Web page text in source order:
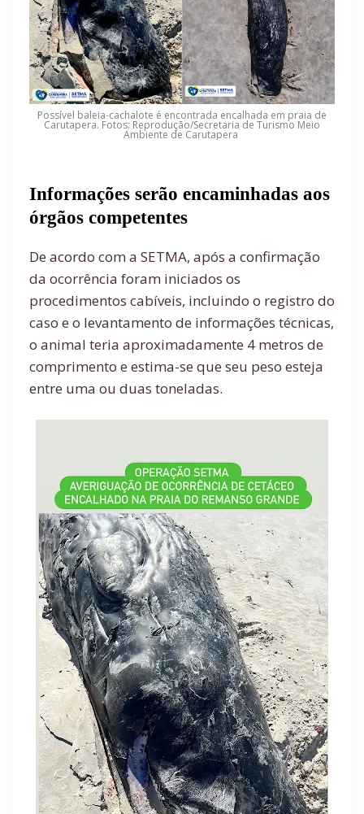
Possível baleia-cachalote é encontrada encalhada em praia de
Carutapera. Fotos: Reprodução/Secretaria de Turismo Meio
Ambiente de Carutapera
Informações serão encaminhadas aos
órgãos competentes
De acordo com a SETMA, após a confirmação
da ocorrência foram iniciados os
procedimentos cabíveis, incluindo o registro do
caso e o levantamento de informações técnicas,
o animal teria aproximadamente 4 metros de
comprimento e estima-se que seu peso esteja
entre uma ou duas toneladas.